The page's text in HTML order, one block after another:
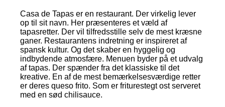
Casa de Tapas er en restaurant. Der virkelig lever
op til sit navn. Her præsenteres et væld af
tapasretter. Der vil tilfredsstille selv de mest kræsne
ganer. Restaurantens indretning er inspireret af
spansk kultur. Og det skaber en hyggelig og
indbydende atmosfære. Menuen byder på et udvalg
af tapas. Der spænder fra det klassiske til det
kreative. En af de mest bemærkelsesværdige retter
er deres queso frito. Som er friturestegt ost serveret
med en sød chilisauce.